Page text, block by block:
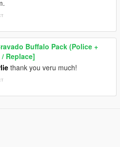
Buffalo Pack (Police +
Replace]
thank you veru much!